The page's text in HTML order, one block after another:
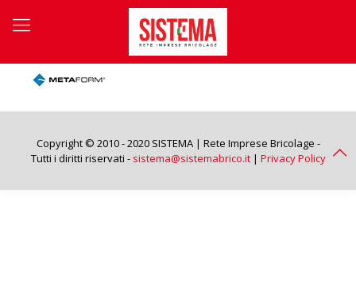
Copyright © 2010 - 2020 SISTEMA | Rete Imprese Bricolage -
Tutti i diritti riservati - sistema@sistemabrico.it| Privacy Policy